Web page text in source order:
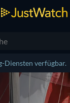
Diensten verfügbar.